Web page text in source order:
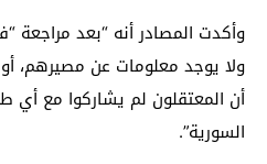
وأكدت المصادر أنه “بعد مراجعة
ولا يوجد معلومات عن مصيرهم،
أن المعتقلون لم يشاركوا مع
السورية”.